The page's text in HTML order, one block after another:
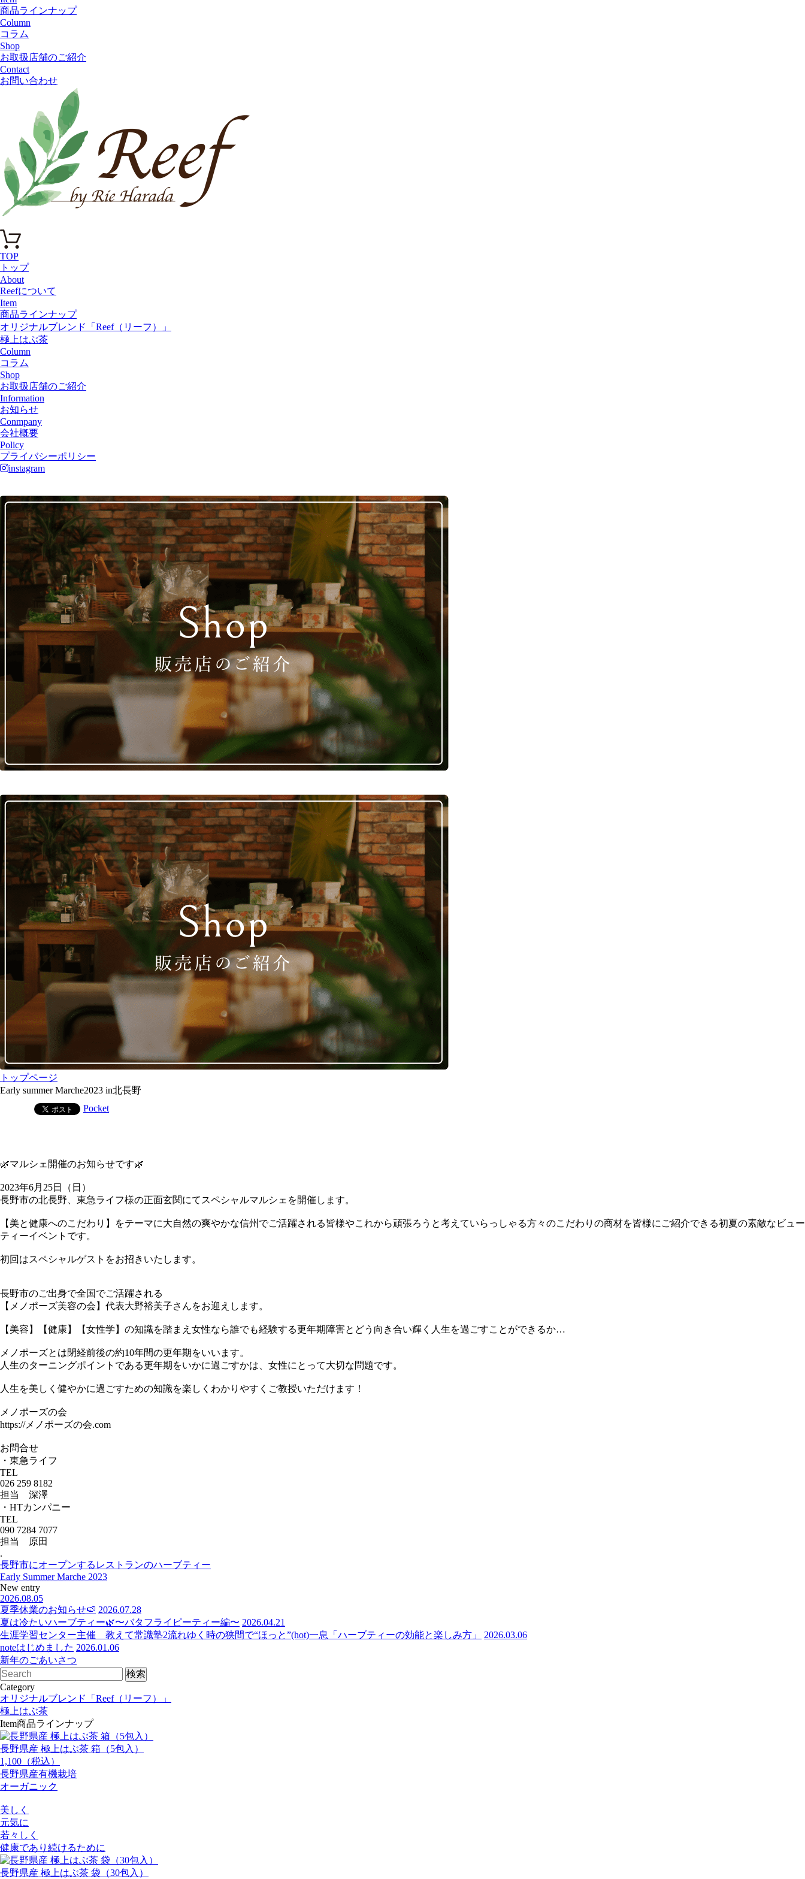
商品ラインナップ
Column
コラム
Shop
お取扱店舗のご紹介
Contact
お問い合わせ
TOP
トップ
About
Reefについて
Item
商品ラインナップ
オリジナルブレンド「Reef（リーフ）」
極上はぶ茶
Column
コラム
Shop
お取扱店舗のご紹介
Information
お知らせ
Conmpany
会社概要
Policy
プライバシーポリシー
instagram
トップページ
Early summer Marche2023 in北長野
Pocket
🌿マルシェ開催のお知らせです🌿
2023年6月25日（日）
長野市の北長野、東急ライフ様の正面玄関にてスペシャルマルシェを開催します。
【美と健康へのこだわり】をテーマに大自然の爽やかな信州でご活躍される皆様やこれから頑張ろうと考えていらっしゃる方々のこだわりの商材を皆様にご紹介できる初夏の素敵なビュー
ティーイベントです。
初回はスペシャルゲストをお招きいたします。
長野市のご出身で全国でご活躍される
【メノポーズ美容の会】代表大野裕美子さんをお迎えします。
【美容】【健康】【女性学】の知識を踏まえ女性なら誰でも経験する更年期障害とどう向き合い輝く人生を過ごすことができるか…
メノポーズとは閉経前後の約10年間の更年期をいいます。
人生のターニングポイントである更年期をいかに過ごすかは、女性にとって大切な問題です。
人生を美しく健やかに過ごすための知識を楽しくわかりやすくご教授いただけます！
メノポーズの会
https://メノポーズの会.com
お問合せ
・東急ライフ
TEL
026 259 8182
担当 深澤
・HTカンパニー
TEL
090 7284 7077
担当 原田
.
長野市にオープンするレストランのハーブティー
Early Summer Marche 2023
New entry
2026.08.05
夏季休業のお知らせ🍉 2026.07.28
夏は冷たいハーブティー🌿〜バタフライピーティー編〜 2026.04.21
生涯学習センター主催 教えて常識塾2流れゆく時の狭間で“ほっと”(hot)一息「ハーブティーの効能と楽しみ方」
2026.03.06
noteはじめました 2026.01.06
新年のごあいさつ
Category
オリジナルブレンド「Reef（リーフ）」
極上はぶ茶
Item商品ラインナップ
長野県産 極上はぶ茶 箱（5包入）
1,100（税込）
長野県産有機栽培
オーガニック
美しく
元気に
若々しく
健康であり続けるために
長野県産 極上はぶ茶 袋（30包入）